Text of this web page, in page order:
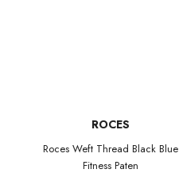
ROCES
Roces Weft Thread Black Blue
Fitness Paten